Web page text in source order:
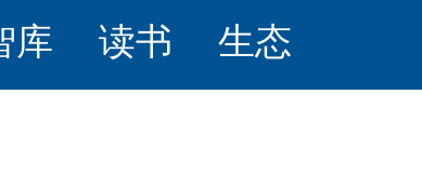
库 读书 生态